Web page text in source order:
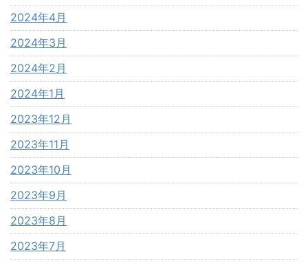
2024年4月
2024年3月
2024年2月
2024年1月
2023年12月
2023年11月
2023年10月
2023年9月
2023年8月
2023年7月